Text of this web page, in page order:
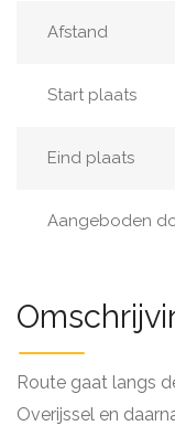
Afstand
Start plaats
Eind plaats
Aangeboden
Route gaat langs
Overijssel en